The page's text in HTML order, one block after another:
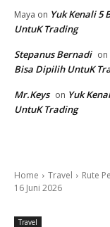
Maya on Yuk Kenali 5
UntuK Trading
Stepanus Bernadi on
Bisa Dipilih UntuK
Mr.Keys on Yuk
UntuK Trading